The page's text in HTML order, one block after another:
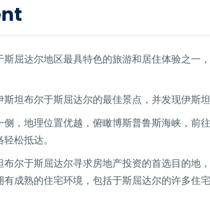
屈达尔地区最具特色的旅游和居住体验之
坦布尔于斯屈达尔的最佳景点，并发现伊斯
，地理位置优越，俯瞰博斯普鲁斯海峡，
松抵达。
尔于斯屈达尔寻求房地产投资的首选目的
成熟的住宅环境，包括于斯屈达尔的许多住